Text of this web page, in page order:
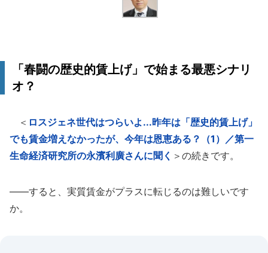
「春闘の歴史的賃上げ」で始まる最悪シナリ
オ？
＜ ロスジェネ世代はつらいよ...昨年は「歴史的賃上げ」
でも賃金増えなかったが、今年は恩恵ある？（1）／第一
生命経済研究所の永濱利廣さんに聞く ＞の続きです。
――すると、実質賃金がプラスに転じるのは難しいです
か。